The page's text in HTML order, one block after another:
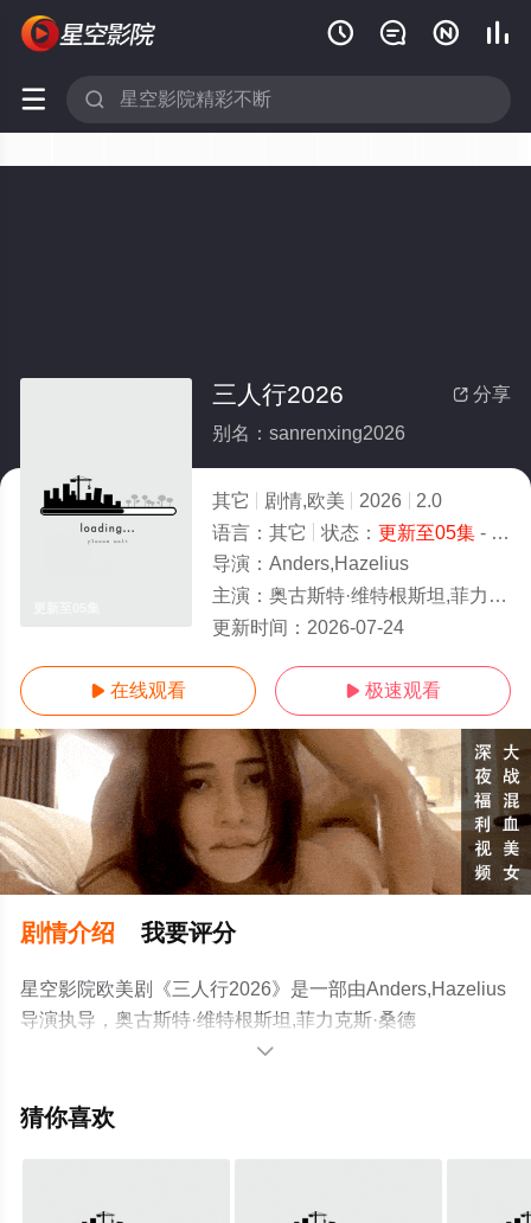
   
 
 分享
三人行2026
别名：sanrenxing2026
其它 剧情,欧美 2026
2.0
语言： 其它 状态： 更新至05集- 免费在线观看
导演： Anders,Hazelius
主演： 奥古斯特·维特根斯坦,菲力克斯·桑德曼,Seth,Manteus,Rebecka,Harper
更新时间： 2026-07-24
 在线观看  极速观看
剧情介绍 我要评分
星空影院欧美剧《三人行2026》是一部由Anders,Hazelius
导演执导，奥古斯特·维特根斯坦,菲力克斯·桑德
曼,Seth,Manteus,Rebecka,Harper等演员精彩演绎的其它
就上星空电影网，更多相关信息可移步至豆瓣电视剧、电

猜你喜欢